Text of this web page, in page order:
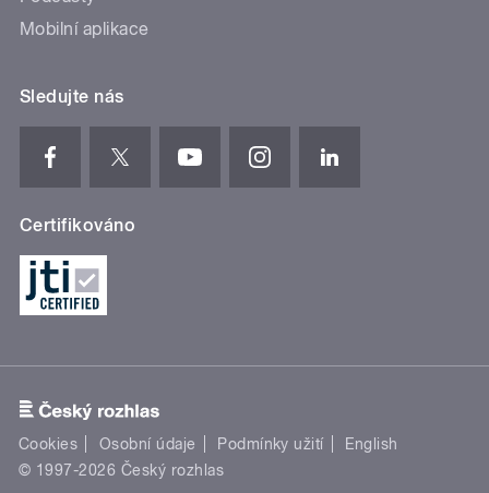
Mobilní aplikace
Sledujte nás
Certifikováno
Cookies Osobní údaje Podmínky užití
English
© 1997-2026 Český rozhlas